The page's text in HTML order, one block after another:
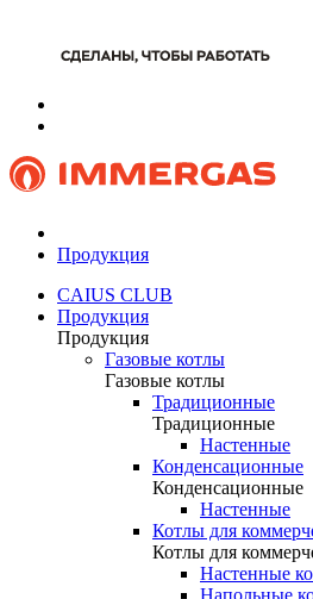
Продукция
CAIUS CLUB
Продукция
Продукция
Газовые котлы
Газовые котлы
Традиционные
Традиционные
Настенные
Конденсационные
Конденсационные
Настенные
Котлы для
Котлы для
Настенные
Напольные